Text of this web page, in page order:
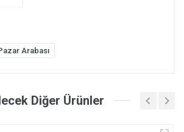
Arabası
Diğer Ürünler